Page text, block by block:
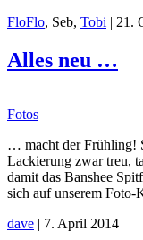
FloFlo, Seb, Tobi | 21.
Alles neu …
Fotos
… macht der Frühling!
Lackierung zwar treu,
damit das Banshee
sich auf unserem
dave | 7. April 2014